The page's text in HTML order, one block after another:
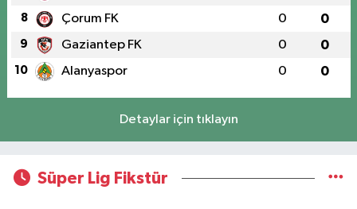
8 Çorum FK 0 0
9 Gaziantep FK 0 0
10 Alanyaspor 0 0
Detaylar için tıklayın
Süper Lig Fikstür